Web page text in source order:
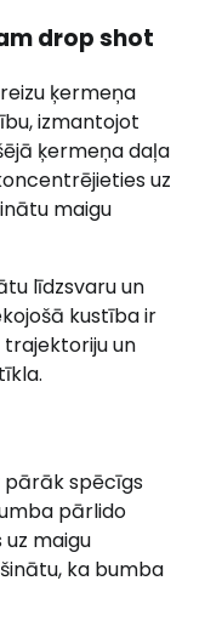
drop shot
ķermeņa
izmantojot
ķermeņa daļa
uz
maigu
līdzsvaru un
kustība ir
un
pārāk spēcīgs
pārlido
maigu
ka bumba